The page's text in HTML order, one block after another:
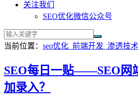
关注我们
SEO优化微信公众号
当前位置： seo优化_前端开发_渗透技术
SEO每日一贴——SEO网
加录入？